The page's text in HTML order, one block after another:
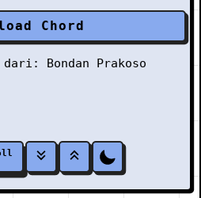
Chord
dari: Bondan Prakoso